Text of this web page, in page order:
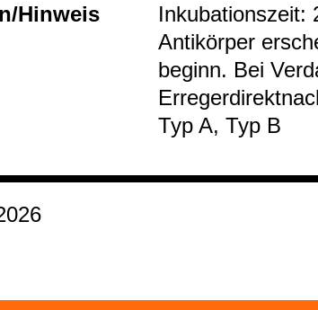
Hin­weis
Inku­ba­ti­ons­zeit:
Anti­kör­per
be­ginn. Bei
Typ A, Typ B